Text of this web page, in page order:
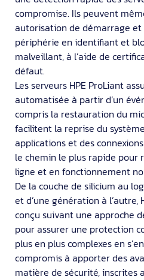
compromise. Ils peuvent
autorisation de démarrage
périphérie en identifiant et
malveillant, à l’aide de
défaut.
Les serveurs HPE ProLiant
automatisée à partir d’un
compris la restauration du
facilitent la reprise du
applications et des
le chemin le plus rapide pour
ligne et en fonctionnement
De la couche de silicium au
et d’une génération à l’autre,
conçu suivant une approche
pour assurer une protection
plus en plus complexes en
compromis à apporter des
matière de sécurité, inscrites